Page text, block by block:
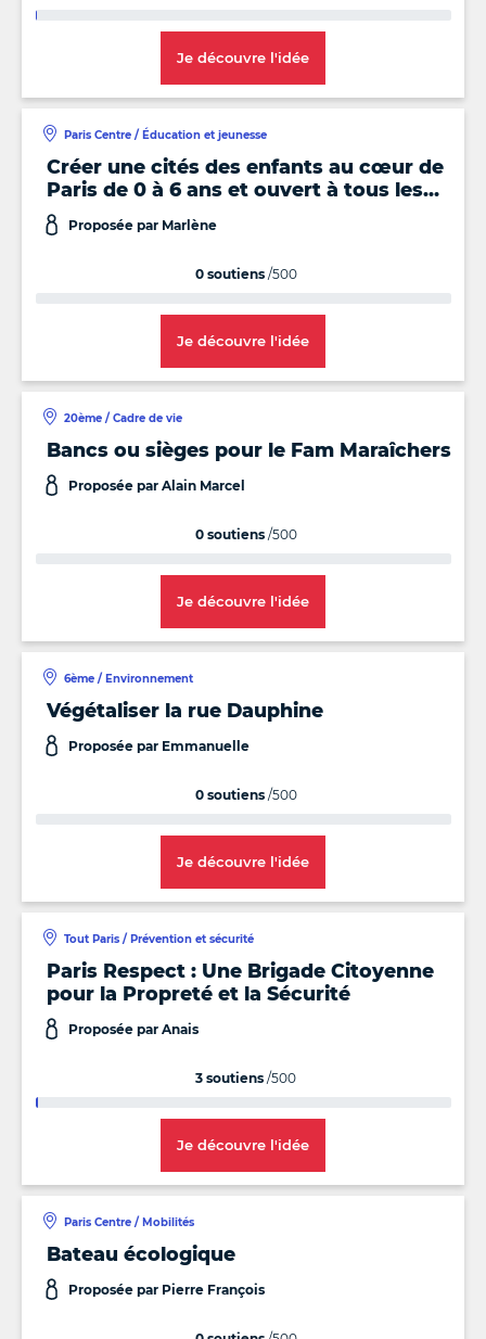
Je découvre l'idée
Créer une cités des enfants au cœur de
Paris de 0 à 6 ans et ouvert à tous les
paris même l’été
Paris Centre / Éducation et jeunesse
Proposée par Marlène
0 soutiens/500
Je découvre l'idée
Bancs ou sièges pour le Fam Maraîchers
20ème / Cadre de vie
Proposée par Alain Marcel
0 soutiens/500
Je découvre l'idée
Végétaliser la rue Dauphine
6ème / Environnement
Proposée par Emmanuelle
0 soutiens/500
Je découvre l'idée
Paris Respect : Une Brigade Citoyenne
pour la Propreté et la Sécurité
Tout Paris / Prévention et sécurité
Proposée par Anais
3 soutiens /500
Je découvre l'idée
Bateau écologique
Paris Centre / Mobilités
Proposée par Pierre François